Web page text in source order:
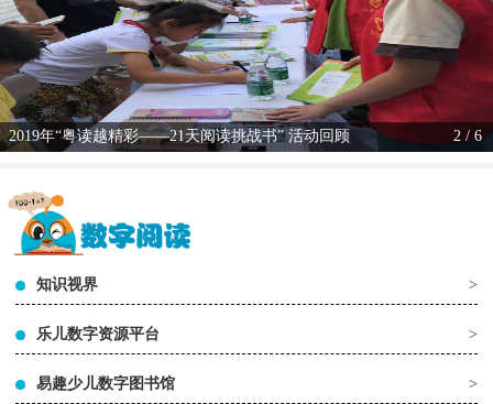
2019年“粤读越精彩——21天阅读挑战书” 活动回顾 2 / 6
知识视界 >
乐儿数字资源平台 >
易趣少儿数字图书馆 >